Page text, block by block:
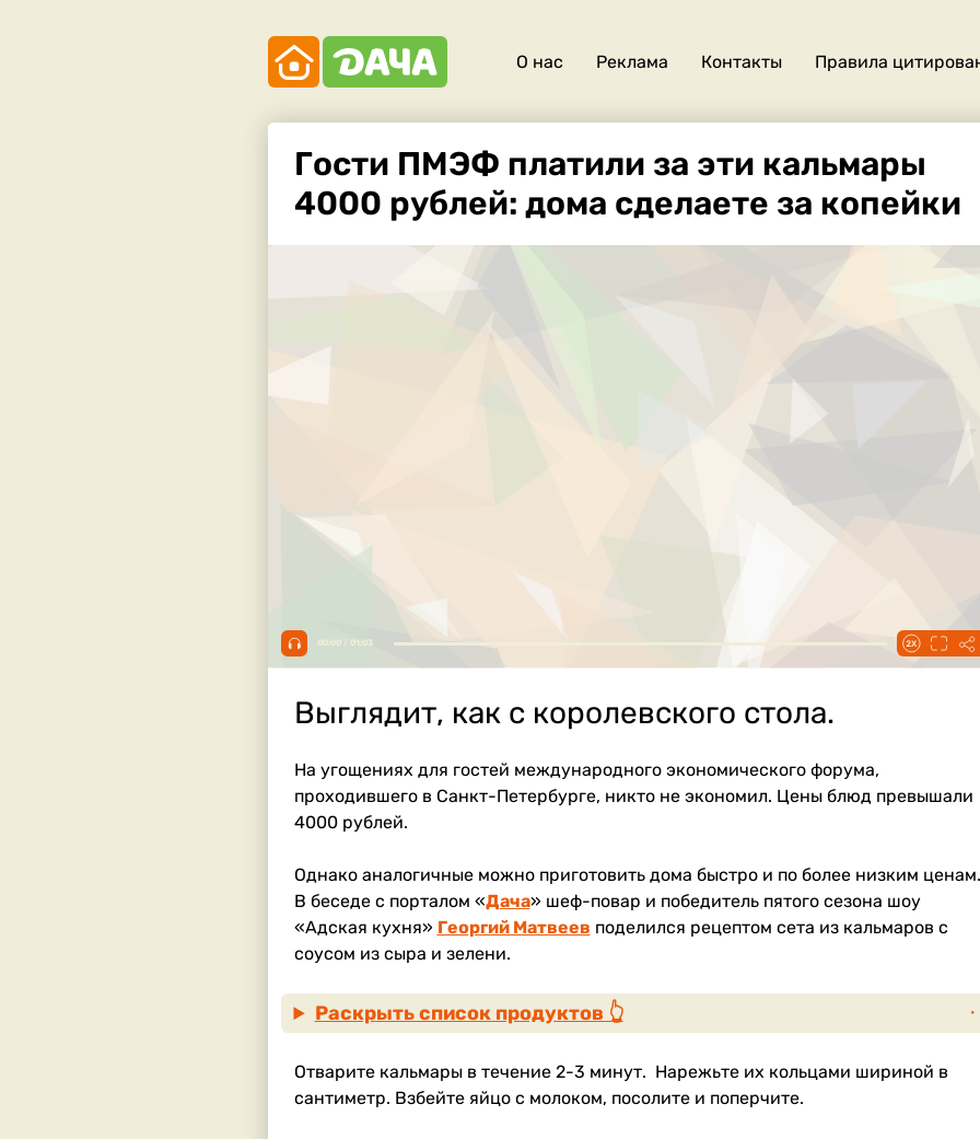
нас
О нас Реклама Контакты Правила
Гости ПМЭФ платили за эти кальмары
4000 рублей: дома сделаете за копейки
00:00 / 01:03
Выглядит, как с королевского стола.
На угощениях для гостей международного экономического форума,
проходившего в Санкт-Петербурге, никто не экономил. Цены блюд превышали
4000 рублей.
Однако аналогичные можно приготовить дома быстро и по более низким ценам.
В беседе с порталом «Дача» шеф-повар и победитель пятого сезона шоу
«Адская кухня» Георгий Матвеев поделился рецептом сета из кальмаров с
соусом из сыра и зелени.
Раскрыть список продуктов 👆
Отварите кальмары в течение 2-3 минут. Нарежьте их кольцами шириной в
сантиметр. Взбейте яйцо с молоком, посолите и поперчите.